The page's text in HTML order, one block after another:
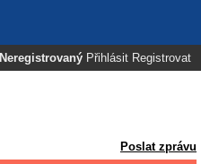
Neregistrovaný Přihlásit Registrovat
Poslat zprávu